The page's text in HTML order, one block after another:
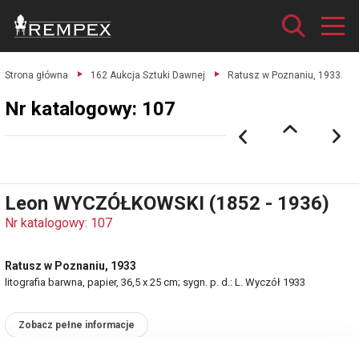
Strona główna 162 Aukcja Sztuki Dawnej Ratusz w Poznaniu, 1933.
Nr katalogowy: 107
Leon WYCZÓŁKOWSKI (1852 - 1936)
Nr katalogowy: 107
Ratusz w Poznaniu, 1933
litografia barwna, papier, 36,5 x 25 cm; sygn. p. d.: L. Wyczół 1933
Zobacz pełne informacje